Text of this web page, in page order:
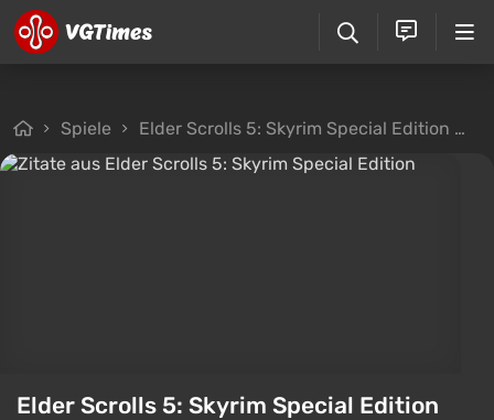
Spiele Elder Scrolls 5: Skyrim Special Edition
Elder Scrolls 5: Skyrim Special Edition